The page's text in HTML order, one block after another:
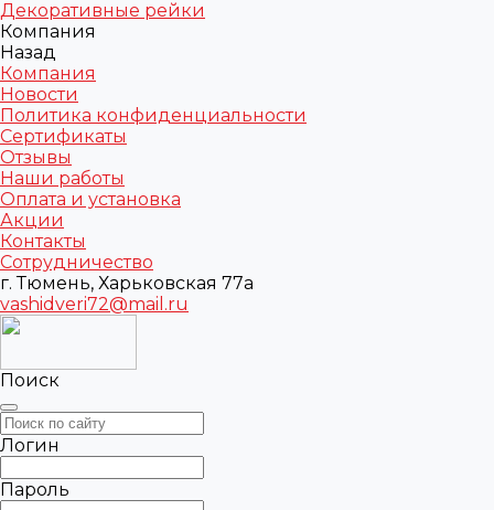
Декоративные рейки
Компания
Назад
Компания
Новости
Политика конфиденциальности
Сертификаты
Отзывы
Наши работы
Оплата и установка
Акции
Контакты
Сотрудничество
г. Тюмень, Харьковская 77а
vashidveri72@mail.ru
Поиск
Логин
Пароль